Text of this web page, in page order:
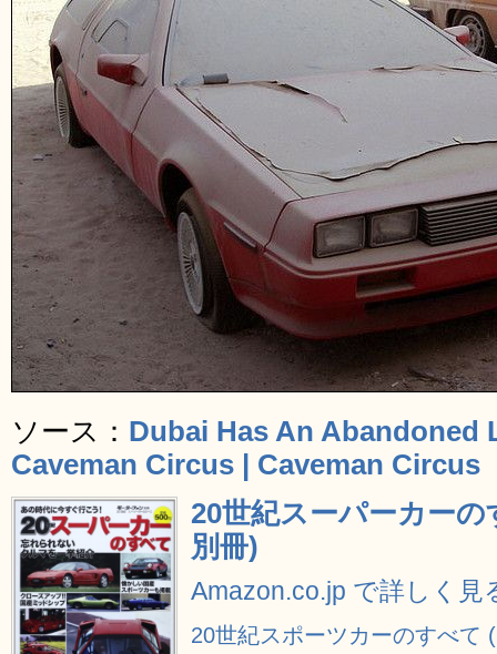
ソース： Dubai Has An Abandoned
Caveman Circus | Caveman Circus
20世紀スーパーカー
別冊)
Amazon.co.jp で詳しく見
20世紀スポーツカーのすべて